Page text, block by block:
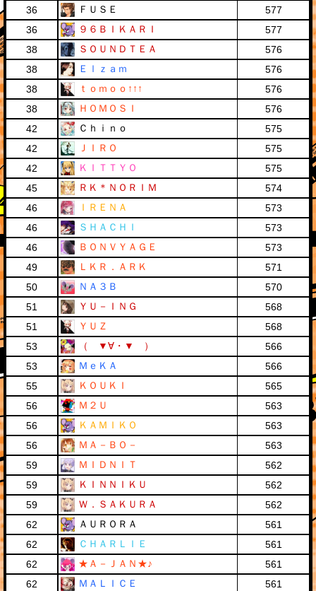
36
ＦＵＳＥ
577
36
９６ＢＩＫＡＲＩ
577
38
ＳＯＵＮＤＴＥＡ
576
38
Ｅｌｚａｍ
576
38
ｔｏｍｏｏ↑↑↑
576
38
ＨＯＭＯＳＩ
576
42
Ｃｈｉｎｏ
575
42
ＪＩＲＯ
575
42
ＫＩＴＴＹＯ
575
45
ＲＫ＊ＮＯＲＩＭ
574
46
ＩＲＥＮＡ
573
46
ＳＨＡＣＨＩ
573
46
ＢＯＮＶＹＡＧＥ
573
49
ＬＫＲ．ＡＲＫ
571
50
ＮＡ３Ｂ
570
51
ＹＵ－ＩＮＧ
568
51
ＹＵＺ
568
53
（ ▼∀・▼ ）
566
53
ＭｅＫＡ
566
55
ＫＯＵＫＩ
565
56
Ｍ２Ｕ
563
56
ＫＡＭＩＫＯ
563
56
ＭＡ－ＢＯ－
563
59
ＭＩＤＮＩＴ
562
59
ＫＩＮＮＩＫＵ
562
59
Ｗ．ＳＡＫＵＲＡ
562
62
ＡＵＲＯＲＡ
561
62
ＣＨＡＲＬＩＥ
561
62
★Ａ－ＪＡＮ★♪
561
62
ＭＡＬＩＣＥ
561